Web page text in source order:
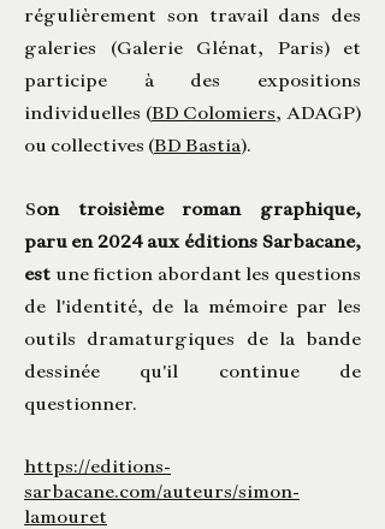
régulièrement son travail dans des
galeries (Galerie Glénat, Paris) et
participe à des expositions
individuelles (BD Colomiers, ADAGP)
ou collectives (BD Bastia).
Son troisième roman graphique,
paru en 2024 aux éditions Sarbacane,
est une fiction abordant les questions
de l'identité, de la mémoire par les
outils dramaturgiques de la bande
dessinée qu'il continue de
questionner.
https://editions-
sarbacane.com/auteurs/simon-
lamouret